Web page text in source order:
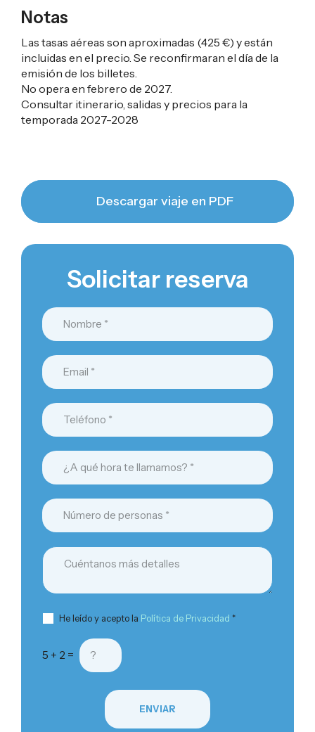
Notas
Las tasas aéreas son aproximadas (425 €) y están
incluidas en el precio. Se reconfirmaran el día de la
emisión de los billetes.
No opera en febrero de 2027.
Consultar itinerario, salidas y precios para la
temporada 2027-2028
Descargar viaje en PDF
Solicitar reserva
He leído y acepto la Política de Privacidad *
5 + 2 =
ENVIAR